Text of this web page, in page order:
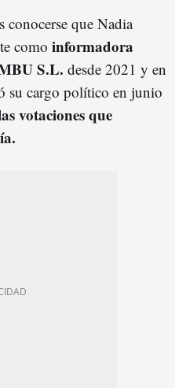
conocerse que Nadia
como informadora
S.L. desde 2021 y en
su cargo político en junio
votaciones que